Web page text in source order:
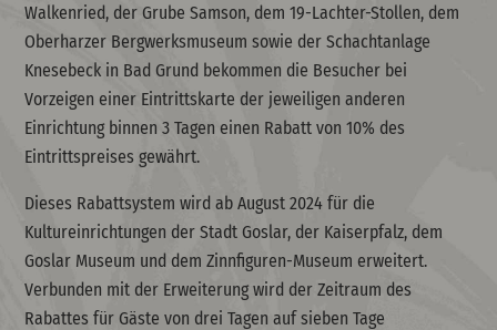
Walkenried, der Grube Samson, dem 19-Lachter-Stollen, dem
Oberharzer Bergwerksmuseum sowie der Schachtanlage
Knesebeck in Bad Grund bekommen die Besucher bei
Vorzeigen einer Eintrittskarte der jeweiligen anderen
Einrichtung binnen 3 Tagen einen Rabatt von 10% des
Eintrittspreises gewährt.
Dieses Rabattsystem wird ab August 2024 für die
Kultureinrichtungen der Stadt Goslar, der Kaiserpfalz, dem
Goslar Museum und dem Zinnfiguren-Museum erweitert.
Verbunden mit der Erweiterung wird der Zeitraum des
Rabattes für Gäste von drei Tagen auf sieben Tage